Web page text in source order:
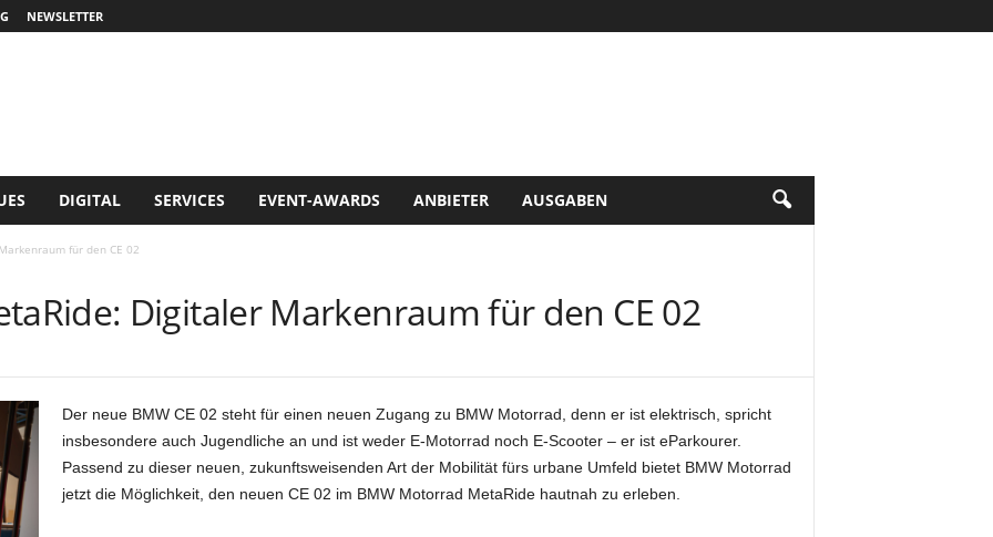
NEWSLETTER
DIGITAL SERVICES EVENT-AWARDS ANBIETER AUSGABEN
für den CE 02
Digitaler Markenraum für den CE 02
Der neue BMW CE 02 steht für einen neuen Zugang zu BMW Motorrad, denn er ist elektrisch, spricht
insbesondere auch Jugendliche an und ist weder E-Motorrad noch E-Scooter – er ist eParkourer.
Passend zu dieser neuen, zukunftsweisenden Art der Mobilität fürs urbane Umfeld bietet BMW Motorrad
jetzt die Möglichkeit, den neuen CE 02 im BMW Motorrad MetaRide hautnah zu erleben.